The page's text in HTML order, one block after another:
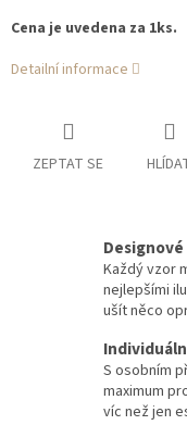
Cena je uvedena za 1ks.
Detailní informace
ZEPTAT SE
Každý vzor
nejlepšími
ušít něco
S osobním
maximum
víc než jen